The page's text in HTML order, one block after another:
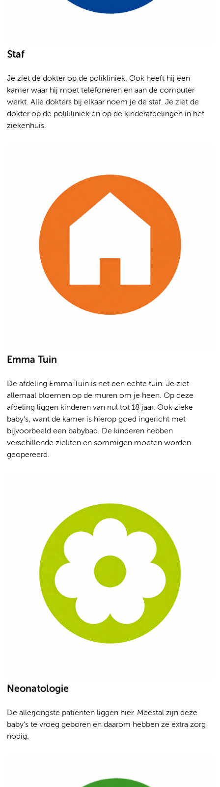
Staf
Je ziet de dokter op de polikliniek. Ook heeft hij een
kamer waar hij moet telefoneren en aan de computer
werkt. Alle dokters bij elkaar noem je de staf. Je ziet de
dokter op de polikliniek en op de kinderafdelingen in het
ziekenhuis.
Emma Tuin
De afdeling Emma Tuin is net een echte tuin. Je ziet
allemaal bloemen op de muren om je heen. Op deze
afdeling liggen kinderen van nul tot 18 jaar. Ook zieke
baby’s, want de kamer is hierop goed ingericht met
bijvoorbeeld een babybad. De kinderen hebben
verschillende ziekten en sommigen moeten worden
geopereerd.
Neonatologie
De allerjongste patiënten liggen hier. Meestal zijn deze
baby’s te vroeg geboren en daarom hebben ze extra zorg
nodig.